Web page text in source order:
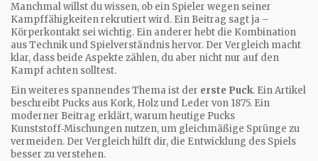
Manchmal willst du wissen, ob ein Spieler wegen seiner
Kampffähigkeiten rekrutiert wird. Ein Beitrag sagt ja –
Körperkontakt sei wichtig. Ein anderer hebt die Kombination
aus Technik und Spielverständnis hervor. Der Vergleich macht
klar, dass beide Aspekte zählen, du aber nicht nur auf den
Kampf achten solltest.
Ein weiteres spannendes Thema ist der erste Puck. Ein Artikel
beschreibt Pucks aus Kork, Holz und Leder von 1875. Ein
moderner Beitrag erklärt, warum heutige Pucks
Kunststoff‑Mischungen nutzen, um gleichmäßige Sprünge zu
vermeiden. Der Vergleich hilft dir, die Entwicklung des Spiels
besser zu verstehen.